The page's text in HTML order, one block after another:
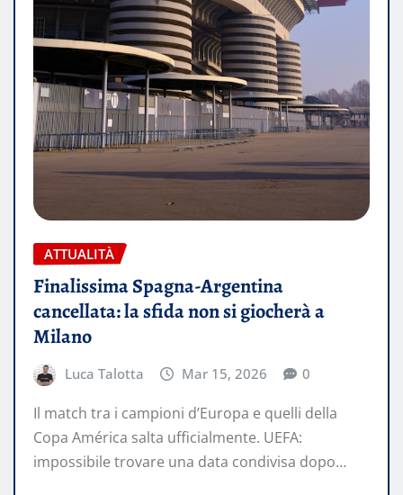
ATTUALITÀ
Finalissima Spagna-Argentina
cancellata: la sfida non si giocherà a
Milano
Luca Talotta Mar 15, 2026 0
Il match tra i campioni d’Europa e quelli della
Copa América salta ufficialmente. UEFA:
impossibile trovare una data condivisa dopo…